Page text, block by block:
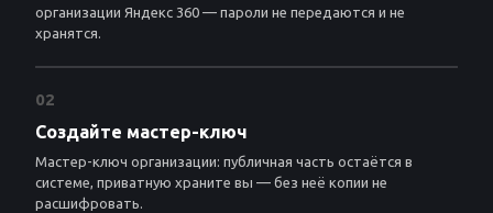
организации Яндекс 360 — пароли не передаются и не
хранятся.
02
Создайте мастер-ключ
Мастер-ключ организации: публичная часть остаётся в
системе, приватную храните вы — без неё копии не
расшифровать.